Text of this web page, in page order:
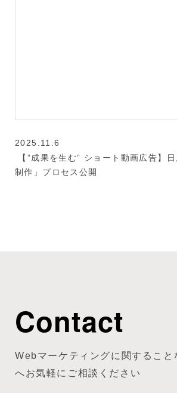
2025.11.6
【”成果を生む” ショート動画広告】
制作」プロセス公開
Contact
Webマーケティングに関すること
へお気軽にご相談ください